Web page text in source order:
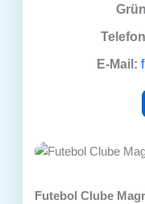
E‑Mail:
Futebol Clube